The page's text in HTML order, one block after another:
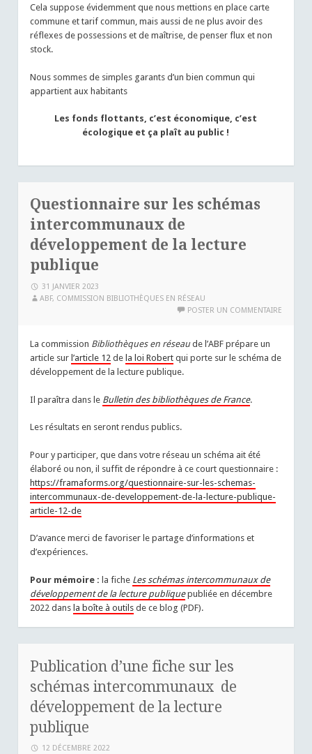
Cela suppose évidemment que nous mettions en place carte
commune et tarif commun, mais aussi de ne plus avoir des
réflexes de possessions et de maîtrise, de penser flux et non
stock.
Nous sommes de simples garants d’un bien commun qui
appartient aux habitants
Les fonds flottants, c’est économique, c’est
écologique et ça plaît au public !
Questionnaire sur les schémas
intercommunaux de
développement de la lecture
publique
31 JANVIER 2023
ABF, COMMISSION BIBLIOTHÈQUES EN RÉSEAU
POSTER UN COMMENTAIRE
La commission Bibliothèques en réseaude l’ABF prépare un
article sur l’article 12 de la loi Robert qui porte sur le schéma de
développement de la lecture publique.
Il paraîtra dans le Bulletin des bibliothèques de France.
Les résultats en seront rendus publics.
Pour y participer, que dans votre réseau un schéma ait été
élaboré ou non, il suffit de répondre à ce court questionnaire :
https://framaforms.org/questionnaire-sur-les-schemas-
intercommunaux-de-developpement-de-la-lecture-publique-
article-12-de
D’avance merci de favoriser le partage d’informations et
d’expériences.
Pour mémoire : la fiche Les schémas intercommunaux de
développement de la lecture publiquepubliée en décembre
2022 dans la boîte à outils de ce blog (PDF).
Publication d’une fiche sur les
schémas intercommunaux de
développement de la lecture
publique
12 DÉCEMBRE 2022